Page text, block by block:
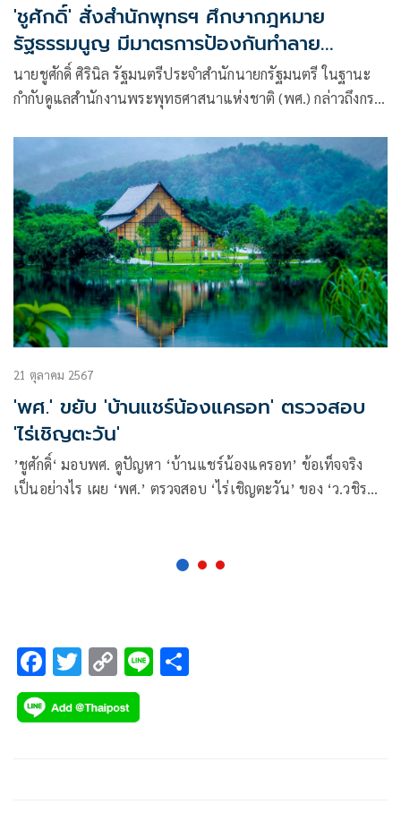
'ชูศักดิ์' สั่งสำนักพุทธฯ ศึกษากฎหมาย
รัฐธรรมนูญ มีมาตรการป้องกันทำลาย
พระพุทธศาสนา
นายชูศักดิ์ ศิรินิล รัฐมนตรีประจำสำนักนายกรัฐมนตรี ในฐานะ
กำกับดูแลสำนักงานพระพุทธศาสนาแห่งชาติ (พศ.) กล่าวถึงกรณี
21 ตุลาคม 2567
'พศ.' ขยับ 'บ้านแชร์น้องแครอท' ตรวจสอบ
'ไร่เชิญตะวัน'
’ชูศักดิ์‘ มอบพศ. ดูปัญหา ‘บ้านแชร์น้องแครอท’ ข้อเท็จจริง
เป็นอย่างไร เผย ‘พศ.’ ตรวจสอบ ‘ไร่เชิญตะวัน’ ของ ‘ว.วชิร
F
ac
e
T
wi
tt
C
o
p
Li